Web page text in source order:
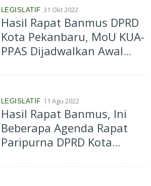
LEGISLATIF 31 Okt 2022
Hasil Rapat Banmus DPRD
Kota Pekanbaru, MoU KUA-
PPAS Dijadwalkan Awal
LEGISLATIF 11 Agu 2022
Hasil Rapat Banmus, Ini
Beberapa Agenda Rapat
Paripurna DPRD Kota
2022